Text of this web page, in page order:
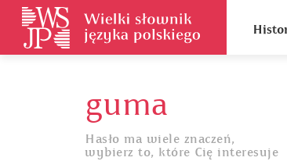
guma
Hasło ma wiele znaczeń,
wybierz to, które Cię interesuje